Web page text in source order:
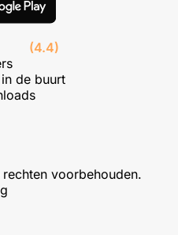
(4.4)
de buurt
voorbehouden.